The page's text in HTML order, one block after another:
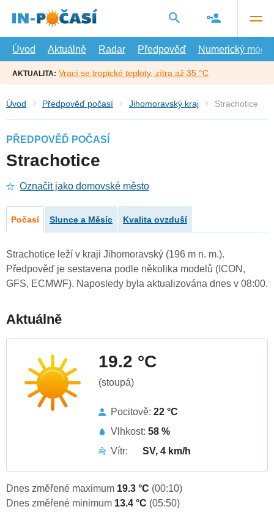
hlavní
Úvod
Aktuálně Radar Předpověď Numerický model
AKTUALITA: Vrací se tropické teploty, zítra až 35 °C
Úvod Předpověď počasí Jihomoravský kraj Strachotice
PŘEDPOVĚĎ POČASÍ
Strachotice
Označit jako domovské město
Počasí Slunce a Měsíc Kvalita ovzduší
Strachotice leží v kraji Jihomoravský (196 m n. m.).
Předpověď je sestavena podle několika modelů (ICON,
GFS, ECMWF). Naposledy byla aktualizována dnes v 08:00.
Aktuálně
19.2 °C
(stoupá)
Pocitově: 22 °C
Vlhkost: 58 %
Vítr:
SV, 4 km/h
Dnes změřené maximum 19.3 °C (00:10)
Dnes změřené minimum 13.4 °C (05:50)